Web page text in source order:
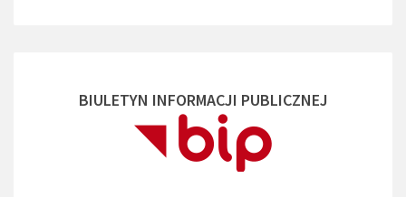
BIULETYN INFORMACJI PUBLICZNEJ